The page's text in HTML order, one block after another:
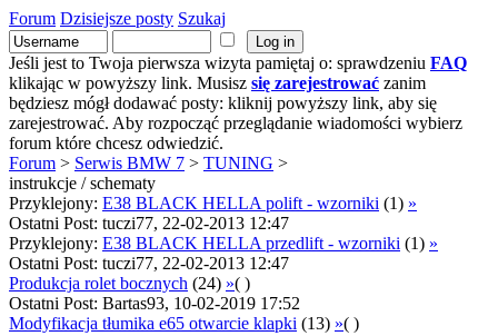
Forum Dzisiejsze posty Szukaj
Jeśli jest to Twoja pierwsza wizyta pamiętaj o: sprawdzeniu FAQ
klikając w powyższy link. Musisz się zarejestrować zanim
będziesz mógł dodawać posty: kliknij powyższy link, aby się
zarejestrować. Aby rozpocząć przeglądanie wiadomości wybierz
forum które chcesz odwiedzić.
Forum > Serwis BMW 7 > TUNING >
instrukcje / schematy
Przyklejony: E38 BLACK HELLA polift - wzorniki (1) »
Ostatni Post: tuczi77, 22-02-2013 12:47
Przyklejony: E38 BLACK HELLA przedlift - wzorniki (1) »
Ostatni Post: tuczi77, 22-02-2013 12:47
Produkcja rolet bocznych (24) »( )
Ostatni Post: Bartas93, 10-02-2019 17:52
Modyfikacja tłumika e65 otwarcie klapki (13) »( )